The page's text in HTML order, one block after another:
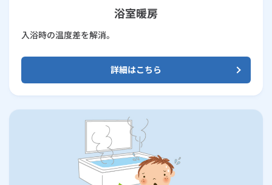
浴室暖房
入浴時の温度差を解消。
詳細はこちら